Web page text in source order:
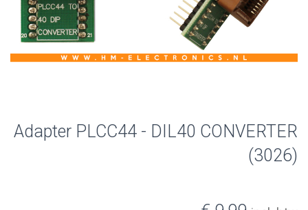
Adapter PLCC44 - DIL40 CONVERTER
(3026)